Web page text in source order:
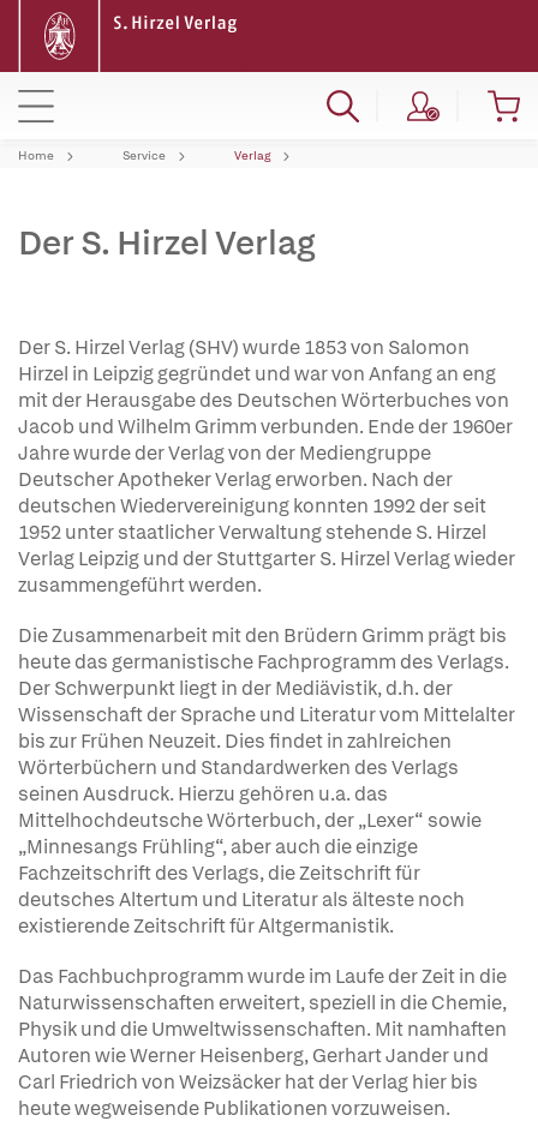
Home Service Verlag
Der S. Hirzel Verlag
Der S. Hirzel Verlag (SHV) wurde 1853 von Salomon
Hirzel in Leipzig gegründet und war von Anfang an eng
mit der Herausgabe des Deutschen Wörterbuches von
Jacob und Wilhelm Grimm verbunden. Ende der 1960er
Jahre wurde der Verlag von der Mediengruppe
Deutscher Apotheker Verlag erworben. Nach der
deutschen Wiedervereinigung konnten 1992 der seit
1952 unter staatlicher Verwaltung stehende S. Hirzel
Verlag Leipzig und der Stuttgarter S. Hirzel Verlag wieder
zusammengeführt werden.
Die Zusammenarbeit mit den Brüdern Grimm prägt bis
heute das germanistische Fachprogramm des Verlags.
Der Schwerpunkt liegt in der Mediävistik, d.h. der
Wissenschaft der Sprache und Literatur vom Mittelalter
bis zur Frühen Neuzeit. Dies findet in zahlreichen
Wörterbüchern und Standardwerken des Verlags
seinen Ausdruck. Hierzu gehören u.a. das
Mittelhochdeutsche Wörterbuch, der „Lexer“ sowie
„Minnesangs Frühling“, aber auch die einzige
Fachzeitschrift des Verlags, die Zeitschrift für
deutsches Altertum und Literatur als älteste noch
existierende Zeitschrift für Altgermanistik.
Das Fachbuchprogramm wurde im Laufe der Zeit in die
Naturwissenschaften erweitert, speziell in die Chemie,
Physik und die Umweltwissenschaften. Mit namhaften
Autoren wie Werner Heisenberg, Gerhart Jander und
Carl Friedrich von Weizsäcker hat der Verlag hier bis
heute wegweisende Publikationen vorzuweisen.